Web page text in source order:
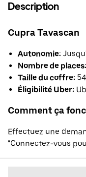
Description
Cupra Tavascan
Autonomie:
Nombre de places:
Taille du coffre:
Éligibilité Uber:
Comment ça
Effectuez une
"Connectez-vous